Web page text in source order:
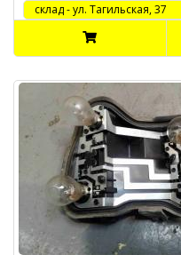
cклад - ул. Тагильская, 37